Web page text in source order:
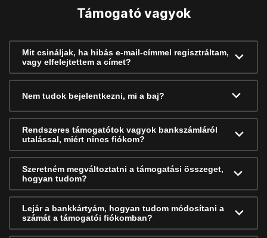
Támogató vagyok
Mit csináljak, ha hibás e-mail-címmel regisztráltam,
vagy elfelejtettem a címet?
Nem tudok bejelentkezni, mi a baj?
Rendszeres támogatótok vagyok bankszámláról
utalással, miért nincs fiókom?
Szeretném megváltoztatni a támogatási összeget,
hogyan tudom?
Lejár a bankkártyám, hogyan tudom módosítani a
számát a támogatói fiókomban?